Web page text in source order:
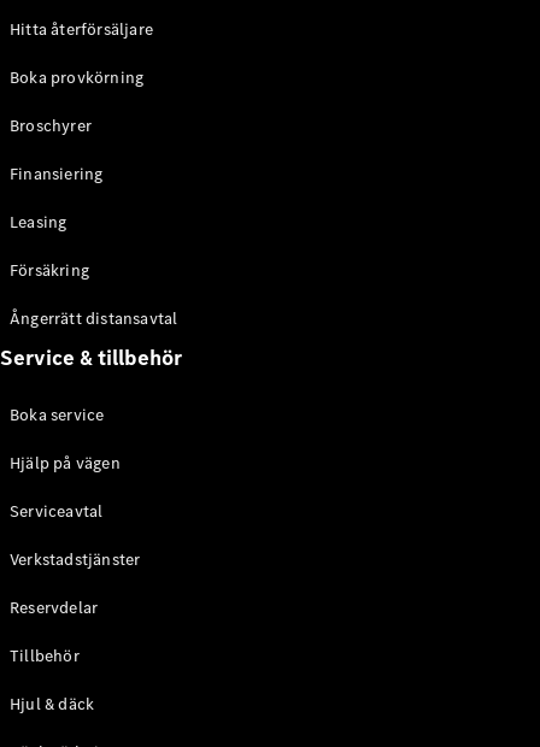
Alla eVito
Skåpbil
Tourer
Hitta din
eCitan
eCitan
eCitan
Konfigurator
återförsäljare
Hitta återförsäljare
Boka provkörning
Broschyrer
Finansiering
Leasing
Försäkring
Ångerrätt distansavtal
Service & tillbehör
Boka service
Hjälp på vägen
Serviceavtal
Verkstadstjänster
Reservdelar
Tillbehör
Hjul & däck